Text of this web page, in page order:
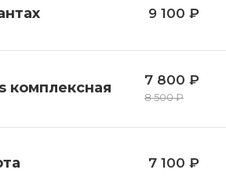
9 100 ₽
комплексная 7 800 ₽
8 500 ₽
7 100 ₽